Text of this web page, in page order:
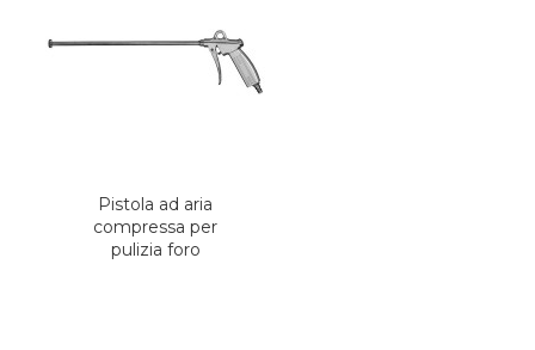
Pistola ad aria
compressa per
pulizia foro